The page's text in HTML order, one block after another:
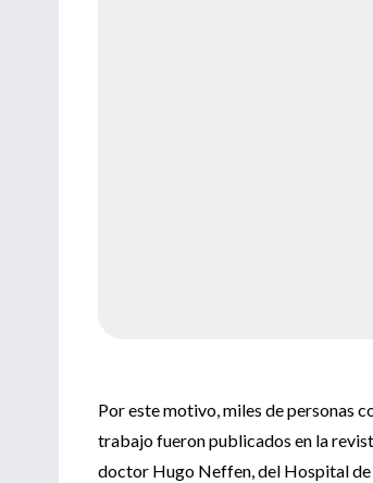
Por este motivo, miles de personas
trabajo fueron publicados en la
doctor Hugo Neffen, del Hospital de